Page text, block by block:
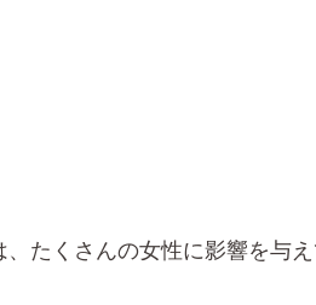
たくさんの女性に影響を与